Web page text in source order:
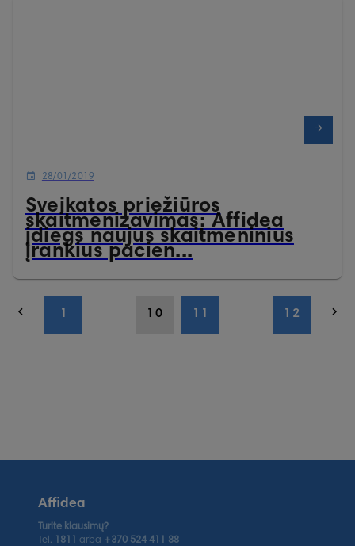
28/01/2019
Sveikatos priežiūros
skaitmenizavimas: Affidea
įdiegs naujus skaitmeninius
įrankius pacien...
1 10 11 12
Affidea
Turite klausimų?
Tel.
1811 arba +370 524 411 88